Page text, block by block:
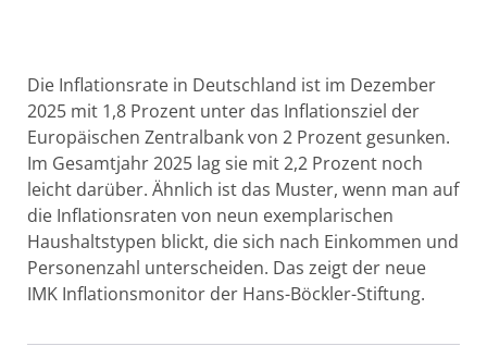
Die Inflationsrate in Deutschland ist im Dezember
2025 mit 1,8 Prozent unter das Inflationsziel der
Europäischen Zentralbank von 2 Prozent gesunken.
Im Gesamtjahr 2025 lag sie mit 2,2 Prozent noch
leicht darüber. Ähnlich ist das Muster, wenn man auf
die Inflationsraten von neun exemplarischen
Haushaltstypen blickt, die sich nach Einkommen und
Personenzahl unterscheiden. Das zeigt der neue
IMK Inflationsmonitor der Hans-Böckler-Stiftung.